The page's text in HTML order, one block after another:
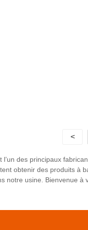
<
des principaux
obtenir des produits
notre usine. Bienvenue